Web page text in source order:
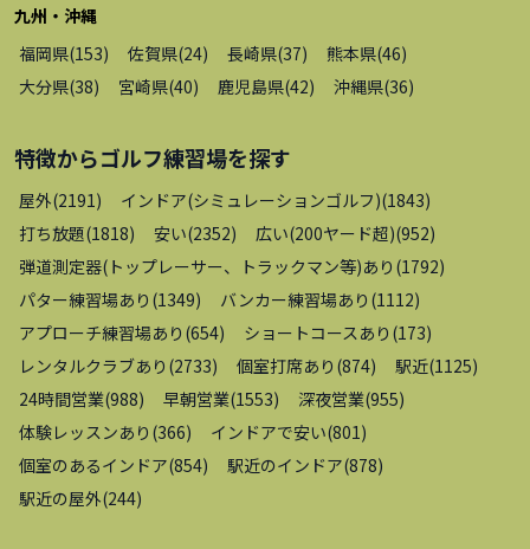
九州・沖縄
福岡県(153) 佐賀県(24) 長崎県(37) 熊本県(46)
大分県(38) 宮崎県(40) 鹿児島県(42) 沖縄県(36)
特徴からゴルフ練習場を探す
屋外(2191 ) インドア(シミュレーションゴルフ)(1843)
打ち放題(1818) 安い(2352) 広い(200ヤード超)(952)
弾道測定器(トップレーサー、トラックマン等)あり (1792)
パター練習場あり (1349) バンカー練習場あり (1112)
アプローチ練習場あり (654) ショートコースあり (173)
レンタルクラブあり (2733) 個室打席あり (874) 駅近(1125)
24時間営業(988) 早朝営業(1553) 深夜営業(955)
体験レッスンあり (366) インドアで安い(801 )
個室のあるインドア(854) 駅近のインドア(878)
駅近の屋外(244)